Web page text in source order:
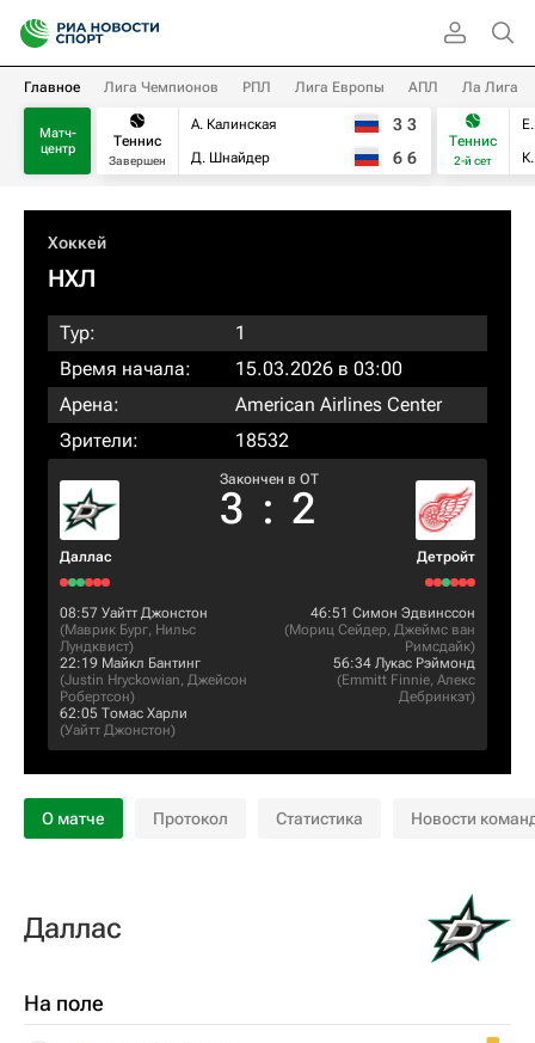
Главное Лига Чемпионов РПЛ Лига Европы АПЛ Ла Лига
Матч-
центр
Теннис
Завершен
А. Калинская
Д. Шнайдер
3 3
6 6
Теннис
2-й сет
Хоккей
НХЛ
Тур:
1
Время начала:
15.03.2026 в 03:00
Арена:
American Airlines Center
Зрители:
18532
Даллас
Закончен в OT
3 : 2
Детройт
08:57 Уайтт Джонстон
(Маврик Бург, Нильс
Лундквист)
22:19 Майкл Бантинг
(Justin Hryckowian, Джейсон
Робертсон)
62:05 Томас Харли
(Уайтт Джонстон)
46:51 Симон Эдвинссон
(Мориц Сейдер, Джеймс ван
Римсдайк)
56:34 Лукас Рэймонд
(Emmitt Finnie, Алекс
Дебринкэт)
О матче Протокол Статистика Новости
Даллас
На поле